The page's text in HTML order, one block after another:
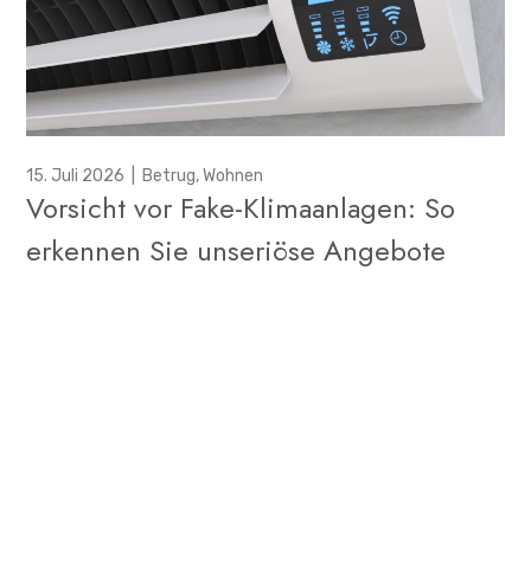
15. Juli 2026 Betrug,Wohnen
Vorsicht vor Fake-Klimaanlagen: So
erkennen Sie unseriöse Angebote